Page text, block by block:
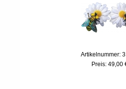
Artikelnummer:
Preis: 49,00